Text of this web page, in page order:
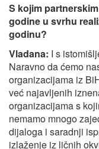
S kojim
godine u svrhu
godinu?
Vladana: I s
Naravno da ćemo
organizacijama iz
već najavljenih
organizacijama s
nemamo mnogo
dijaloga i saradnji
izlaženje iz ličnih